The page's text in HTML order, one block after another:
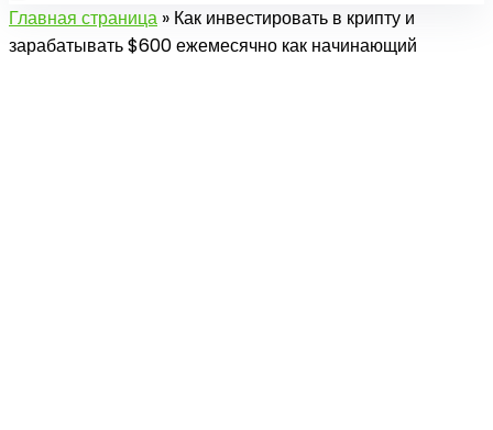
Главная страница » Как инвестировать в крипту и
зарабатывать $600 ежемесячно как начинающий